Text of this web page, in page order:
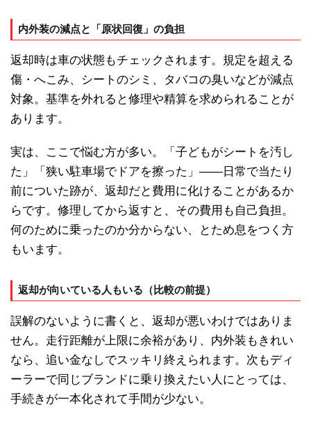
内外装の減点と「原状回復」の負担
返却時は車の状態もチェックされます。規定を超える
傷・へこみ、シートのシミ、タバコの臭いなどが減点
対象。基準を外れると修理や精算を求められることが
あります。
実は、ここで悩む方が多い。「子どもがシートを汚し
た」「狭い駐車場でドアを擦った」——日常で当たり
前についた跡が、返却だと費用に化けることがあるか
らです。修理してから返すと、その費用も自己負担。
何のために乗ったのか分からない、とため息をつく方
もいます。
返却が向いている人もいる（比較の前提）
誤解のないように書くと、返却が悪いわけではありま
せん。走行距離が上限に余裕があり、内外装もきれい
なら、追い金なしでスッキリ終えられます。次もディ
ーラーで同じブランドに乗り換えたい人にとっては、
手続きが一本化されて手間が少ない。